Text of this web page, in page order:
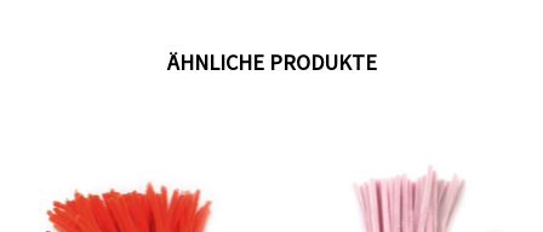
ÄHNLICHE PRODUKTE